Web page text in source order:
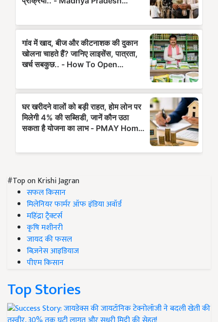
#Top on Krishi Jagran
सफल किसान
मिलेनियर फार्मर ऑफ इंडिया अवॉर्ड
महिंद्रा ट्रैक्टर्स
कृषि मशीनरी
जायद की फसल
बिज़नेस आइडियाज
पीएम किसान
Top Stories